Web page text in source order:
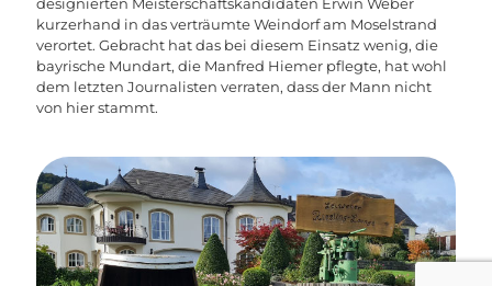
designierten Meisterschaftskandidaten Erwin Weber
kurzerhand in das verträumte Weindorf am Moselstrand
verortet. Gebracht hat das bei diesem Einsatz wenig, die
bayrische Mundart, die Manfred Hiemer pflegte, hat wohl
dem letzten Journalisten verraten, dass der Mann nicht
von hier stammt.